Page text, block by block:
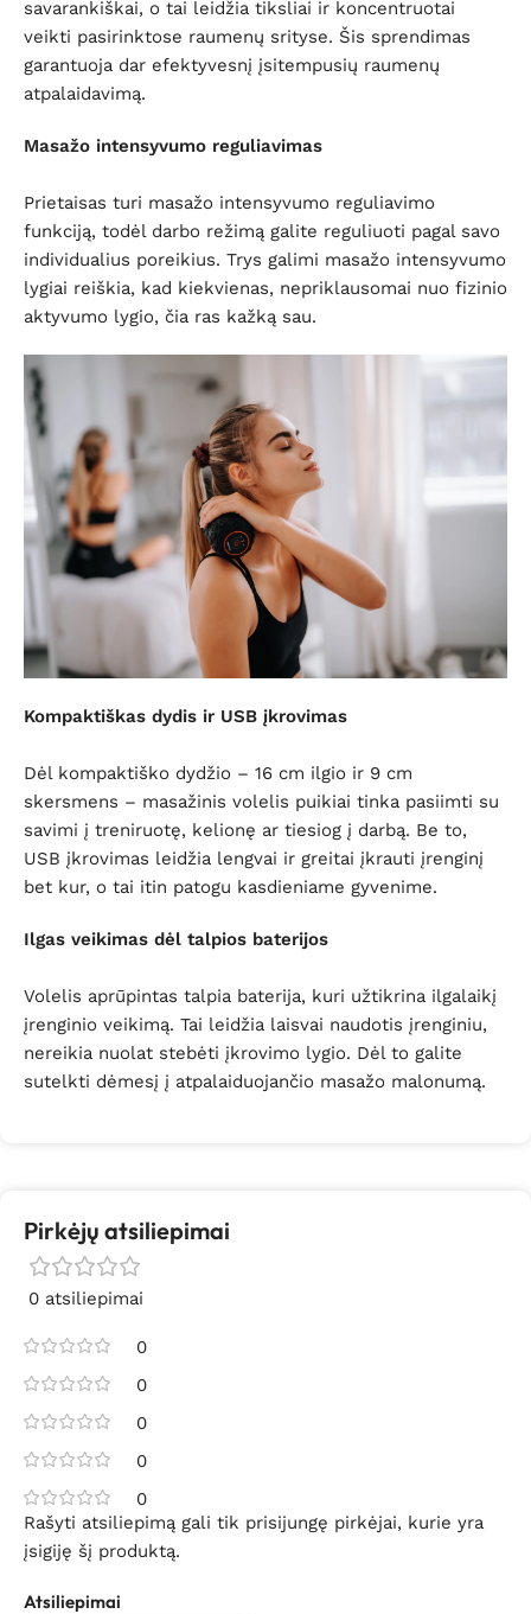
savarankiškai, o tai leidžia tiksliai ir koncentruotai
veikti pasirinktose raumenų srityse. Šis sprendimas
garantuoja dar efektyvesnį įsitempusių raumenų
atpalaidavimą.
Masažo intensyvumo reguliavimas
Prietaisas turi masažo intensyvumo reguliavimo
funkciją, todėl darbo režimą galite reguliuoti pagal savo
individualius poreikius. Trys galimi masažo intensyvumo
lygiai reiškia, kad kiekvienas, nepriklausomai nuo fizinio
aktyvumo lygio, čia ras kažką sau.
Kompaktiškas dydis ir USB įkrovimas
Dėl kompaktiško dydžio – 16 cm ilgio ir 9 cm
skersmens – masažinis volelis puikiai tinka pasiimti su
savimi į treniruotę, kelionę ar tiesiog į darbą. Be to,
USB įkrovimas leidžia lengvai ir greitai įkrauti įrenginį
bet kur, o tai itin patogu kasdieniame gyvenime.
Ilgas veikimas dėl talpios baterijos
Volelis aprūpintas talpia baterija, kuri užtikrina ilgalaikį
įrenginio veikimą. Tai leidžia laisvai naudotis įrenginiu,
nereikia nuolat stebėti įkrovimo lygio. Dėl to galite
sutelkti dėmesį į atpalaiduojančio masažo malonumą.
Pirkėjų atsiliepimai
0 atsiliepimai
0
0
0
0
0
Atsiliepimai
Rašyti atsiliepimą gali tik prisijungę pirkėjai, kurie yra
įsigiję šį produktą.